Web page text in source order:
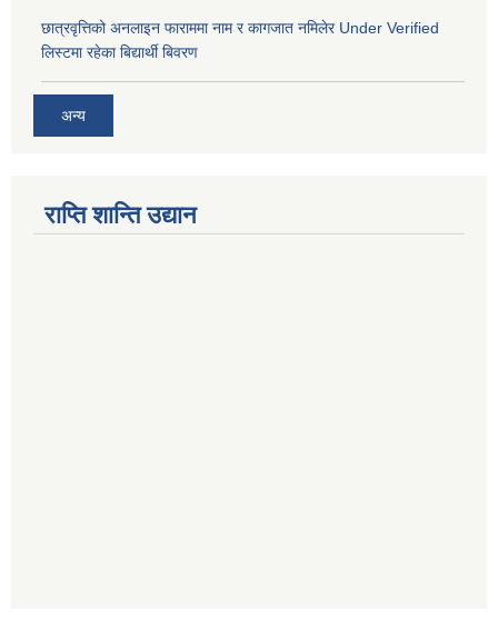
छात्रवृत्तिको अनलाइन फाराममा नाम र कागजात नमिलेर Under Verified
लिस्टमा रहेका बिद्यार्थी बिवरण
अन्य
राप्ति शान्ति उद्यान